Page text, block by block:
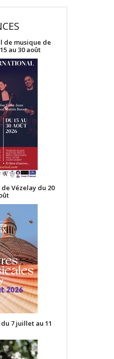
de musique de
au 30 août
Vézelay du 20
7 juillet au 11